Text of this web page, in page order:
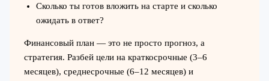
Сколько ты готов вложить на старте и сколько
ожидать в ответ?
Финансовый план — это не просто прогноз, а
стратегия. Разбей цели на краткосрочные (3–6
месяцев), среднесрочные (6–12 месяцев) и